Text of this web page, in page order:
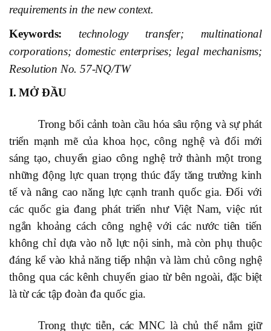
requirements in the new context.
Keywords: technology transfer; multinational
corporations; domestic enterprises; legal mechanisms;
Resolution No. 57-NQ/TW
I. MỞ ĐẦU
Trong bối cảnh toàn cầu hóa sâu rộng và sự phát
triển mạnh mẽ của khoa học, công nghệ và đổi mới
sáng tạo, chuyển giao công nghệ trở thành một trong
những động lực quan trọng thúc đẩy tăng trưởng kinh
tế và nâng cao năng lực cạnh tranh quốc gia. Đối với
các quốc gia đang phát triển như Việt Nam, việc rút
ngắn khoảng cách công nghệ với các nước tiên tiến
không chỉ dựa vào nỗ lực nội sinh, mà còn phụ thuộc
đáng kể vào khả năng tiếp nhận và làm chủ công nghệ
thông qua các kênh chuyển giao từ bên ngoài, đặc biệt
là từ các tập đoàn đa quốc gia.
Trong thực tiễn, các MNC là chủ thể nắm giữ